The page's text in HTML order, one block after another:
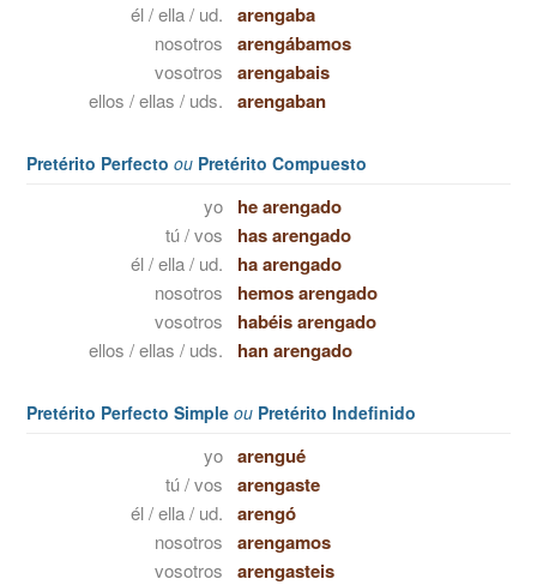
él / ella / ud. arengaba
nosotros arengábamos
vosotros arengabais
ellos / ellas / uds. arengaban
Pretérito Perfecto ou Pretérito Compuesto
yo he arengado
tú / vos has arengado
él / ella / ud. ha arengado
nosotros hemos arengado
vosotros habéis arengado
ellos / ellas / uds. han arengado
Pretérito Perfecto Simple ou Pretérito Indefinido
yo arengué
tú / vos arengaste
él / ella / ud. arengó
nosotros arengamos
vosotros arengasteis